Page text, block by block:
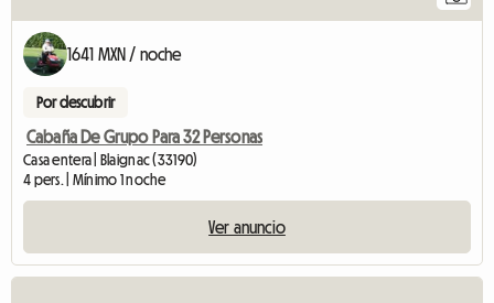
1641 MXN / noche
Por descubrir
Cabaña De Grupo Para 32 Personas
Casa entera | Blaignac (33190)
4 pers. | Mínimo 1 noche
Ver anuncio